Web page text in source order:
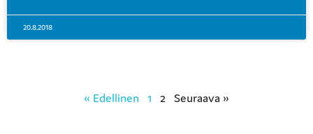
20.8.2018
« Edellinen 1 2 Seuraava »